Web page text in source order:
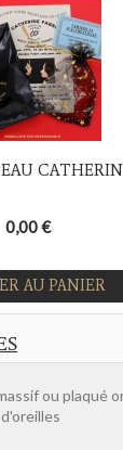
0,00 €
AU PANIER
ou plaqué